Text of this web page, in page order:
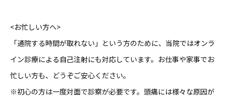
<お忙しい方へ>
「通院する時間が取れない」という方のために、当院ではオンラ
イン診療による自己注射にも対応しています。お仕事や家事でお
忙しい方も、どうぞご安心ください。
※初心の方は一度対面で診察が必要です。頭痛には様々な原因が